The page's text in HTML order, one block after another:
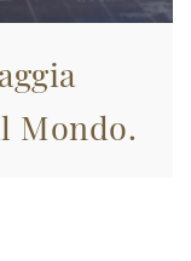
Mondo.